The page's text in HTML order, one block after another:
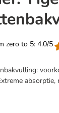
zero to 5: 4.0/5